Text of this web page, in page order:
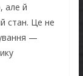
але й
стан. Це не
—